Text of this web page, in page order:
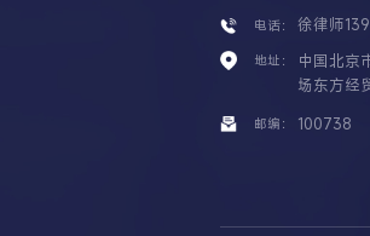
电话： 徐律师
地址：
中国北京
场东方经
邮编： 100738